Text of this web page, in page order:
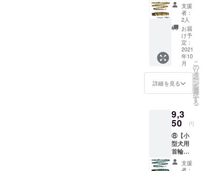
挨拶
リード
セッ
ト】個
別で購
入する
よりお
得で
す！ 定
価8,800
円（税
抜き）
9,680円
（税込
ところ
セット
割引で
9,350円
（税込
み）※日
本国内
への送
支援
者：
2人
お届
け予
定：
2021
年10
月
詳細を見る
こ
の
リ
タ
ー
ン
を
選
択
す
る
9,3
50 円
⑧【小
型犬用
首輪・
リード
セッ支援